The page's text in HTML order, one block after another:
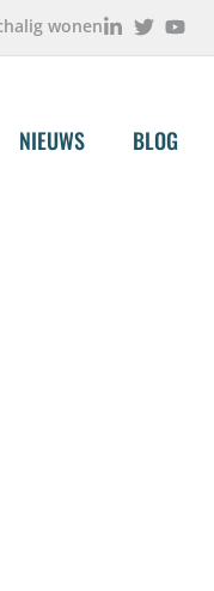
wonen
NIEUWS BLOG